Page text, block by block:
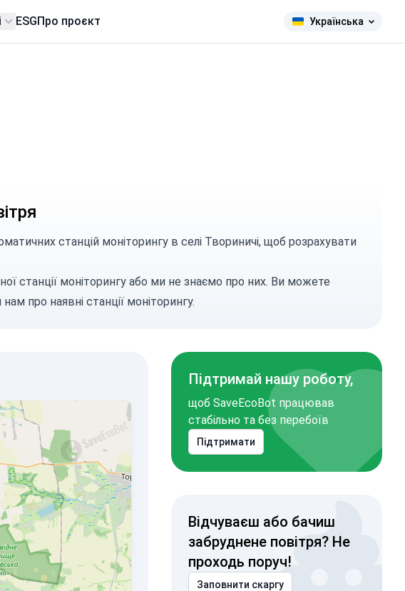
ESGПро проєкт Українська
станцій моніторингу в селі Твориничі, щоб розрахувати
станції моніторингу або ми не знаємо про них. Ви можете
нампро наявні станції моніторингу.
Підтримай нашу роботу,
щоб SaveEcoBot працював
стабільно та без перебоїв
Підтримати
Відчуваєш або бачиш
забруднене повітря? Не
проходь поруч!
Заповнити скаргу